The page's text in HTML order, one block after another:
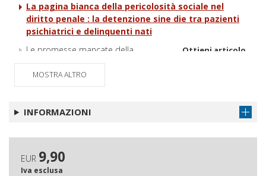
La pagina bianca della pericolosità sociale nel
diritto penale : la detenzione sine die tra pazienti
psichiatrici e delinquenti nati
Le promesse mancate della
globalizzazione
Ottieni articolo
MOSTRA ALTRO
INFORMAZIONI
EUR 9,90
Iva esclusa